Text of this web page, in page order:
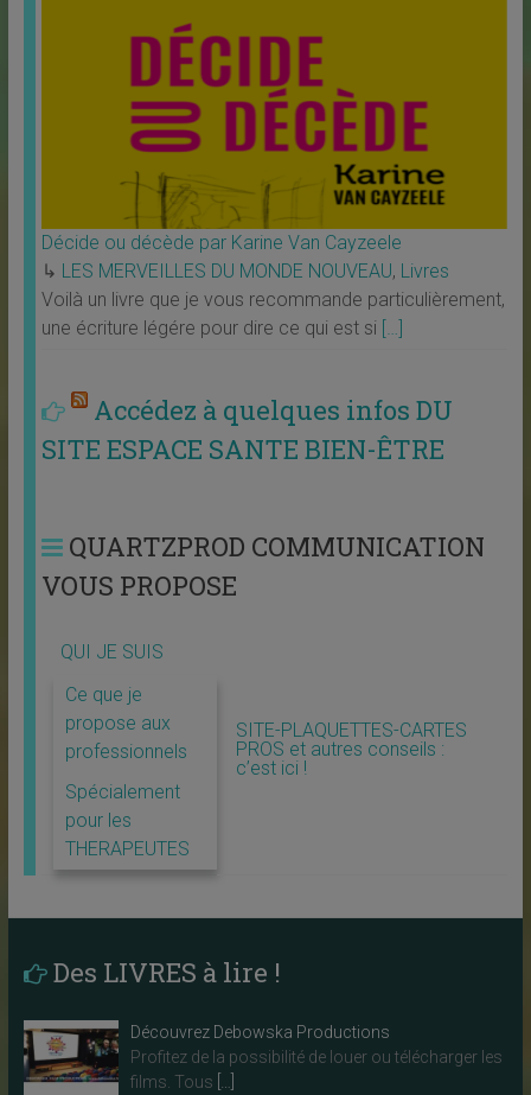
Décide ou décède par Karine Van Cayzeele
↳ LES MERVEILLES DU MONDE NOUVEAU, Livres
Voilà un livre que je vous recommande particulièrement,
une écriture légére pour dire ce qui est si […]
Accédez à quelques infos DU
SITE ESPACE SANTE BIEN-ÊTRE
QUARTZPROD COMMUNICATION
VOUS PROPOSE
QUI JE SUIS
Ce que je
propose aux
professionnels
Spécialement
pour les
THERAPEUTES
SITE-PLAQUETTES-CARTES
PROS et autres conseils :
c’est ici !
Des LIVRES à lire !
Découvrez Debowska Productions
Profitez de la possibilité de louer ou télécharger les
films. Tous […]